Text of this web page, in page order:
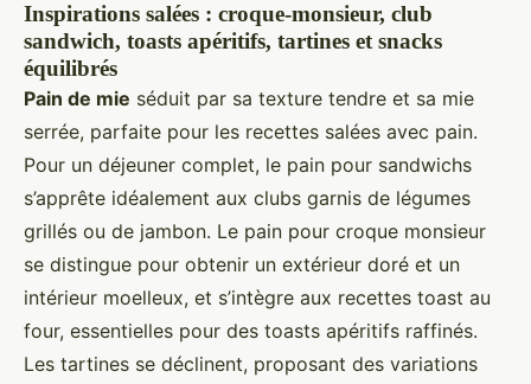
Inspirations salées : croque-monsieur, club
sandwich, toasts apéritifs, tartines et snacks
équilibrés
Pain de mie séduit par sa texture tendre et sa mie
serrée, parfaite pour les recettes salées avec pain.
Pour un déjeuner complet, le pain pour sandwichs
s’apprête idéalement aux clubs garnis de légumes
grillés ou de jambon. Le pain pour croque monsieur
se distingue pour obtenir un extérieur doré et un
intérieur moelleux, et s’intègre aux recettes toast au
four, essentielles pour des toasts apéritifs raffinés.
Les tartines se déclinent, proposant des variations